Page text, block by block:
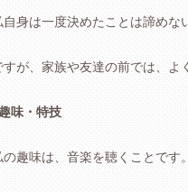
自身は一度決めたことは諦めな
すが、家族や友達の前では、よ
味・特技
の趣味は、音楽を聴くことです